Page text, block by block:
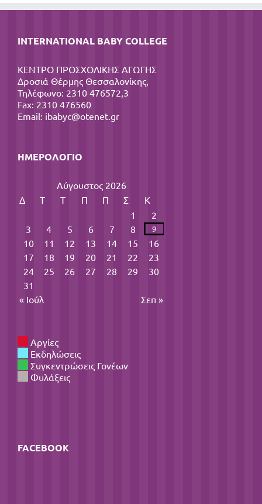
INTERNATIONAL BABY COLLEGE
ΚΕΝΤΡΟ ΠΡΟΣΧΟΛΙΚΗΣ ΑΓΩΓΗΣ
Δροσιά Θέρμης Θεσσαλονίκης,
Τηλέφωνο: 2310 476572,3
Fax: 2310 476560
Email: ibabyc@otenet.gr
ΗΜΕΡΟΛΌΓΙΟ
Αύγουστος 2026
Δ
Τ Τ Π Π Σ
Κ
1
2
3
4 5 6 7 8 9
10 11 12 13 14 15
16
17
18 19 20 21 22
23
24
25 26 27 28 29
30
31
« Ιούλ
Σεπ »
Αργίες
Εκδηλώσεις
Συγκεντρώσεις Γονέων
Φυλάξεις
FACEBOOK